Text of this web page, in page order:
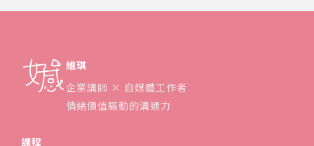
維琪
企業講師 × 自媒體工作者
情緒價值驅動的溝通力
課程